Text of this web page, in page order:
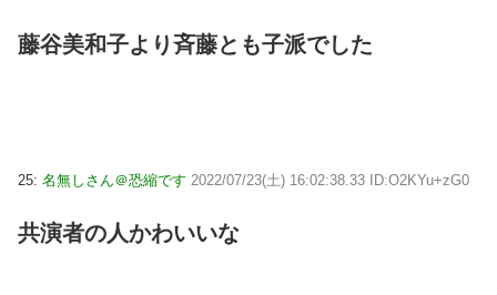
藤谷美和子より斉藤とも子派でした
25: 名無しさん＠恐縮です 2022/07/23(土) 16:02:38.33 ID:O2KYu+zG0
共演者の人かわいいな